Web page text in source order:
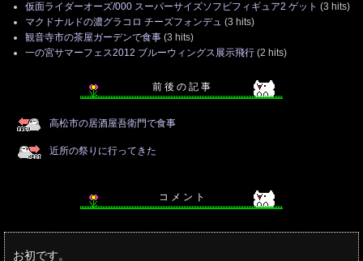
仮面ライダーオーズ/000 スーパーサイズソフビフィギュア2 ゲット (3 hits)
マクドナルドの濃グラコロ チーズフォンデュ (3 hits)
観音寺市の茶屋ガーデンで食事 (3 hits)
一の宮サマーフェス2012 ブルーウィングス展示飛行 (2 hits)
前 後 の 記 事
高松市の居酒屋吾衛門で食事
近所の祭りに行ってきた
コ メ ン ト
お初です。